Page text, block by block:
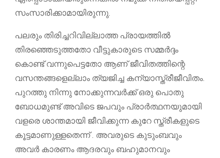
സംസാരിക്കാമായിരുന്നു.
പലരും തിരിച്ചറിവില്ലാത്ത പ്രായത്തിൽ
തിരഞ്ഞെടുത്തതോ വീട്ടുകാരുടെ സമ്മർദ്ദം
കൊണ്ട് വന്നുപെട്ടതോ ആണ് ജീവിതത്തിന്റെ
വസന്തങ്ങളെല്ലാം ത്യജിച്ച കന്യാസ്ത്രീജീവിതം.
പുറത്തു നിന്നു നോക്കുന്നവർക്ക് ഒരു പൊതു
ബോധമുണ്ട് അവിടെ ജപവും പ്രാർത്ഥനയുമായി
വളരെ ശാന്തമായി ജീവിക്കുന്ന കുറേ സ്ത്രീകളുടെ
കൂട്ടമാണുള്ളതെന്ന് . അവരുടെ കുടുംബവും
അവർ കാരണം ആദരവും ബഹുമാനവും